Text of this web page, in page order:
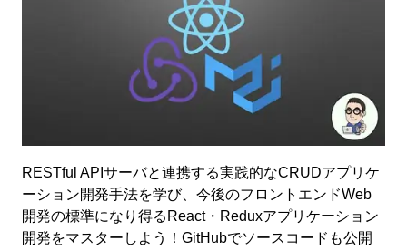
RESTful APIサーバと連携する実践的なCRUDアプリケ
ーション開発手法を学び、今後のフロントエンドWeb
開発の標準になり得るReact・Reduxアプリケーション
開発をマスターしよう！GitHubでソースコードも公開